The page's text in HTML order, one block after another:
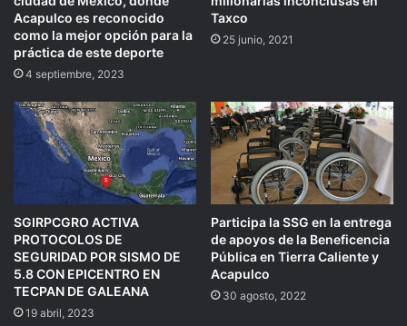
Acapulco es reconocido
como la mejor opción para la
práctica de este deporte
4 septiembre, 2023
Taxco
25 junio, 2021
SGIRPCGRO ACTIVA
PROTOCOLOS DE
SEGURIDAD POR SISMO DE
5.8 CON EPICENTRO EN
TECPAN DE GALEANA
19 abril, 2023
Participa la SSG en la entrega
de apoyos de la Beneficencia
Pública en Tierra Caliente y
Acapulco
30 agosto, 2022